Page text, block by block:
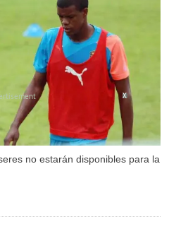
no estarán disponibles para la
X